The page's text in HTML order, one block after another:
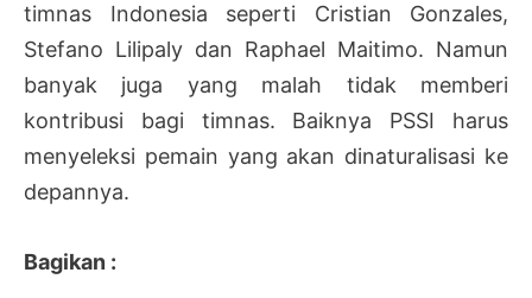
timnas Indonesia seperti Cristian Gonzales,
Stefano Lilipaly dan Raphael Maitimo. Namun
banyak juga yang malah tidak memberi
kontribusi bagi timnas. Baiknya PSSI harus
menyeleksi pemain yang akan dinaturalisasi ke
depannya.
Bagikan :